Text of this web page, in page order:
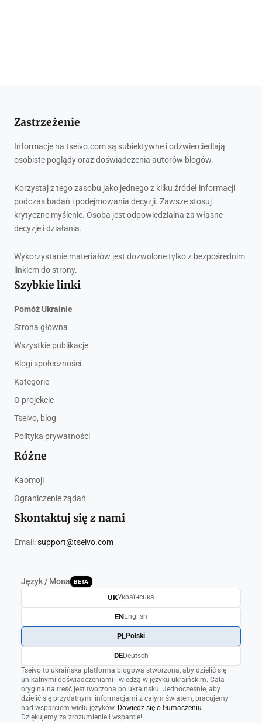
Zastrzeżenie
Informacje na tseivo.com są subiektywne i odzwierciedlają
osobiste poglądy oraz doświadczenia autorów blogów.
Korzystaj z tego zasobu jako jednego z kilku źródeł informacji
podczas badań i podejmowania decyzji. Zawsze stosuj
krytyczne myślenie. Osoba jest odpowiedzialna za własne
decyzje i działania.
Wykorzystanie materiałów jest dozwolone tylko z bezpośrednim
linkiem do strony.
Szybkie linki
Pomóż Ukrainie
Strona główna
Wszystkie publikacje
Blogi społeczności
Kategorie
O projekcie
Tseivo, blog
Polityka prywatności
Różne
Kaomoji
Ograniczenie żądań
Skontaktuj się z nami
Email:support@tseivo.com
Język / Мова BETA
Tseivo to ukraińska platforma blogowa stworzona, aby dzielić się
unikalnymi doświadczeniami i wiedzą w języku ukraińskim. Cała
oryginalna treść jest tworzona po ukraińsku. Jednocześnie, aby
dzielić się przydatnymi informacjami z całym światem, pracujemy
nad wsparciem wielu języków. Dowiedz się o tłumaczeniu.
Dziękujemy za zrozumienie i wsparcie!
UKУкраїнська
ENEnglish
PLPolski
DEDeutsch